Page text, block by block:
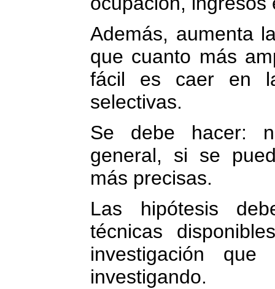
Además, aumenta
que cuanto más
fácil es caer en
selectivas.
Se debe hacer:
general, si se
más precisas.
Las hipótesis
técnicas
investigación
investigando.